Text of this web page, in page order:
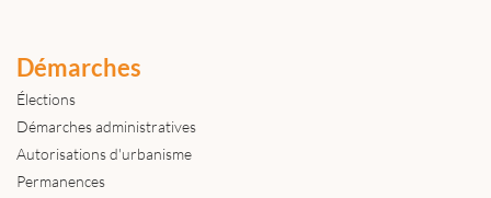
Démarches
Élections
Démarches administratives
Autorisations d'urbanisme
Permanences